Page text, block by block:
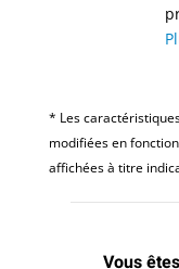
* Les
modifiées en
affichées à titre
Vous